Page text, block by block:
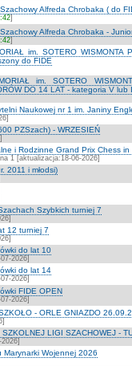
Alfreda Chrobaka ( do
]
Alfreda Chrobaka -
]
im. SOTERO WISMONTA
do FIDE
im. SOTERO
DO 14 LAT - kategoria V
Naukowej nr 1 im. Janiny
PZSzach) - WRZESIEŃ
i Rodzinne Grand Prix Chess
1 [aktualizacja:18-06-2026]
2011 i młodsi)
Szybkich turniej 7
12 turniej 7
do lat 10
2026]
do lat 14
2026]
FIDE OPEN
2026]
- ORLE GNIAZDO
LIGI SZACHOWEJ -
Marynarki Wojennej 2026